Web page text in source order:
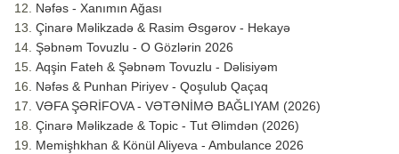
Nəfəs - Xanımın Ağası
Çinarə Məlikzadə & Rasim Əsgərov - Hekayə
Şəbnəm Tovuzlu - O Gözlərin 2026
Aqşin Fateh & Şəbnəm Tovuzlu - Dəlisiyəm
Nəfəs & Punhan Piriyev - Qoşulub Qaçaq
VƏFA ŞƏRİFOVA - VƏTƏNİMƏ BAĞLIYAM (2026)
Çinarə Məlikzade & Topic - Tut Əlimdən (2026)
Memişhkhan & Könül Aliyeva - Ambulance 2026